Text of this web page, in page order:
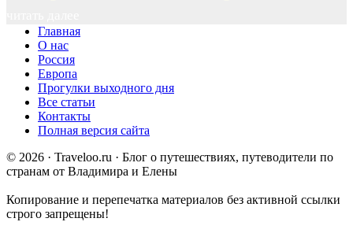
Главная
О нас
Россия
Европа
Прогулки выходного дня
Все статьи
Контакты
Полная версия сайта
© 2026 · Traveloo.ru · Блог о путешествиях, путеводители по
странам от Владимира и Елены
Копирование и перепечатка материалов без активной ссылки
строго запрещены!